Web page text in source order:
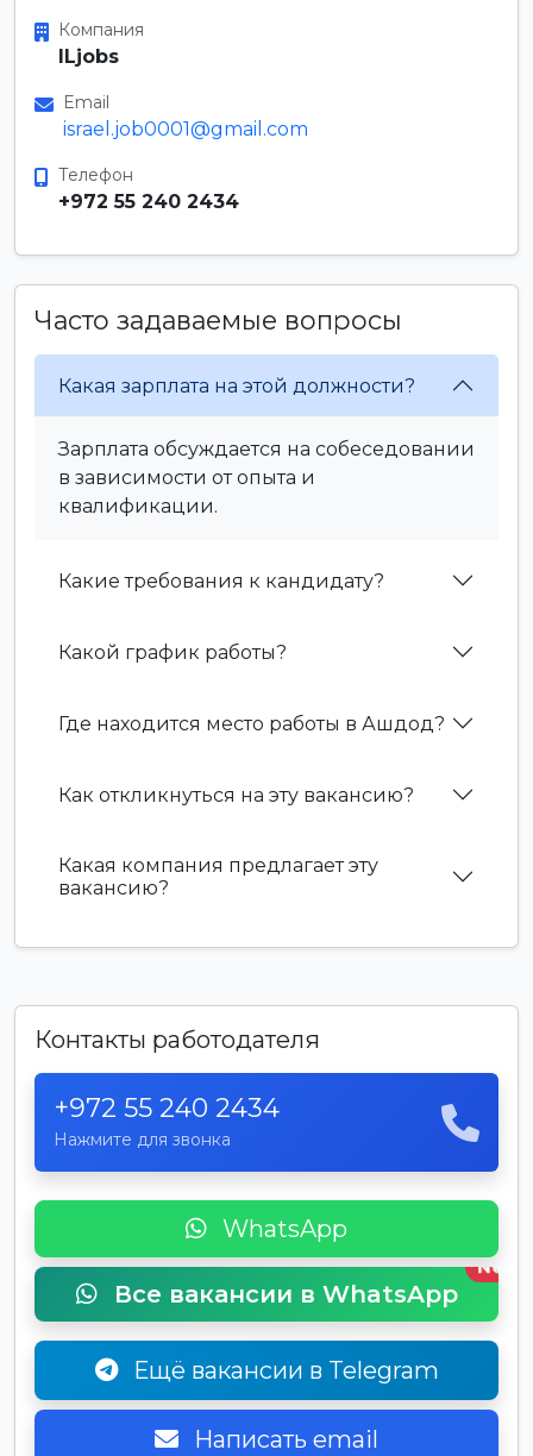
Компания
ILjobs
Email
israel.job0001@gmail.com
Телефон
+972 55 240 2434
Часто задаваемые вопросы
Какая зарплата на этой должности?
Зарплата обсуждается на собеседовании
в зависимости от опыта и
квалификации.
Какие требования к кандидату?
Какой график работы?
Где находится место работы в Ашдод?
Как откликнуться на эту вакансию?
Какая компания предлагает эту
вакансию?
Контакты работодателя
+972 55 240 2434
Нажмите для звонка
WhatsApp
Все вакансии в WhatsApp
New
Ещё вакансии в Telegram
Написать email